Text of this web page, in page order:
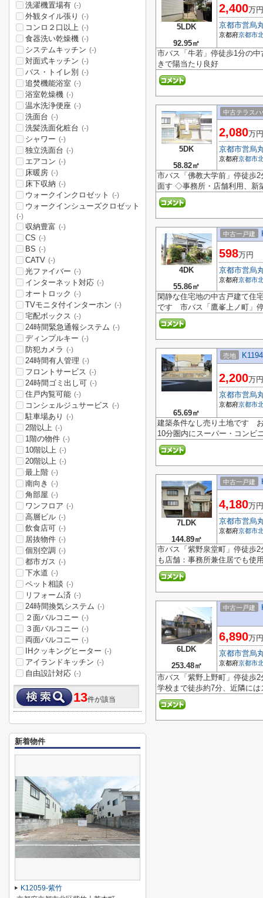
5LDK
92.95㎡
2,400万円
京都市営烏
京都府京都市
市バス「牛若」停徒歩1分の
きで陽当たり良好
5DK
58.82㎡
中古テラスハ
2,080万円
京都市営烏
京都府京都市
市バス「佛教大学前」停徒歩
面す ◇事務所・店舗利用、新
4DK
55.86㎡
中古一戸建
598万円
京都市営烏
京都府京都市
閑静な住宅地の中古戸建て住
です 市バス「鷹峯上ノ町」
65.69㎡
売地
2,200万円
京都市営烏
京都府京都市
建築条件なし売り土地です
10分圏内にスーパー・コンビ
7LDK
144.89㎡
中古一戸建
4,180万円
京都市営烏
京都府京都市
市バス「紫野泉堂町」停徒歩
も店舗：事務所兼住居でも使
6LDK
253.48㎡
中古一戸建
6,890万円
京都市営烏
京都府京都市
市バス「紫野上野町」停徒歩
学校まで徒歩約7分、近隣に
洗濯機置場有 (-)
外観タイル張り (-)
コンロ２口以上 (-)
食器洗い乾燥機 (-)
システムキッチン (-)
対面式キッチン (-)
バス・トイレ別 (-)
追焚機能浴室 (-)
浴室乾燥機 (-)
温水洗浄便座 (-)
洗面台 (-)
洗髪洗面化粧台 (-)
シャワー (-)
独立洗面台 (-)
エアコン (-)
床暖房 (-)
床下収納 (-)
ウォークインクロゼット (-)
ウォークインシューズクロゼット
(-)
収納豊富 (-)
CS (-)
BS (-)
CATV (-)
光ファイバー (-)
インターネット対応 (-)
オートロック (-)
TVモニタ付インターホン (-)
宅配ボックス (-)
24時間緊急通報システム (-)
ディンプルキー (-)
防犯カメラ (-)
24時間有人管理 (-)
フロントサービス (-)
24時間ゴミ出し可 (-)
住戸内覧可能 (-)
コンシェルジュサービス (-)
駐車場あり (-)
2階以上 (-)
1階の物件 (-)
10階以上 (-)
20階以上 (-)
最上階 (-)
南向き (-)
角部屋 (-)
ワンフロア (-)
高層ビル (-)
飲食店可 (-)
居抜物件 (-)
個別空調 (-)
都市ガス (-)
下水道 (-)
ペット相談 (-)
リフォーム済 (-)
24時間換気システム (-)
２面バルコニー (-)
３面バルコニー (-)
両面バルコニー (-)
IHクッキングヒーター (-)
アイランドキッチン (-)
自由設計対応 (-)
13件が該当
新着物件
K12059-紫竹